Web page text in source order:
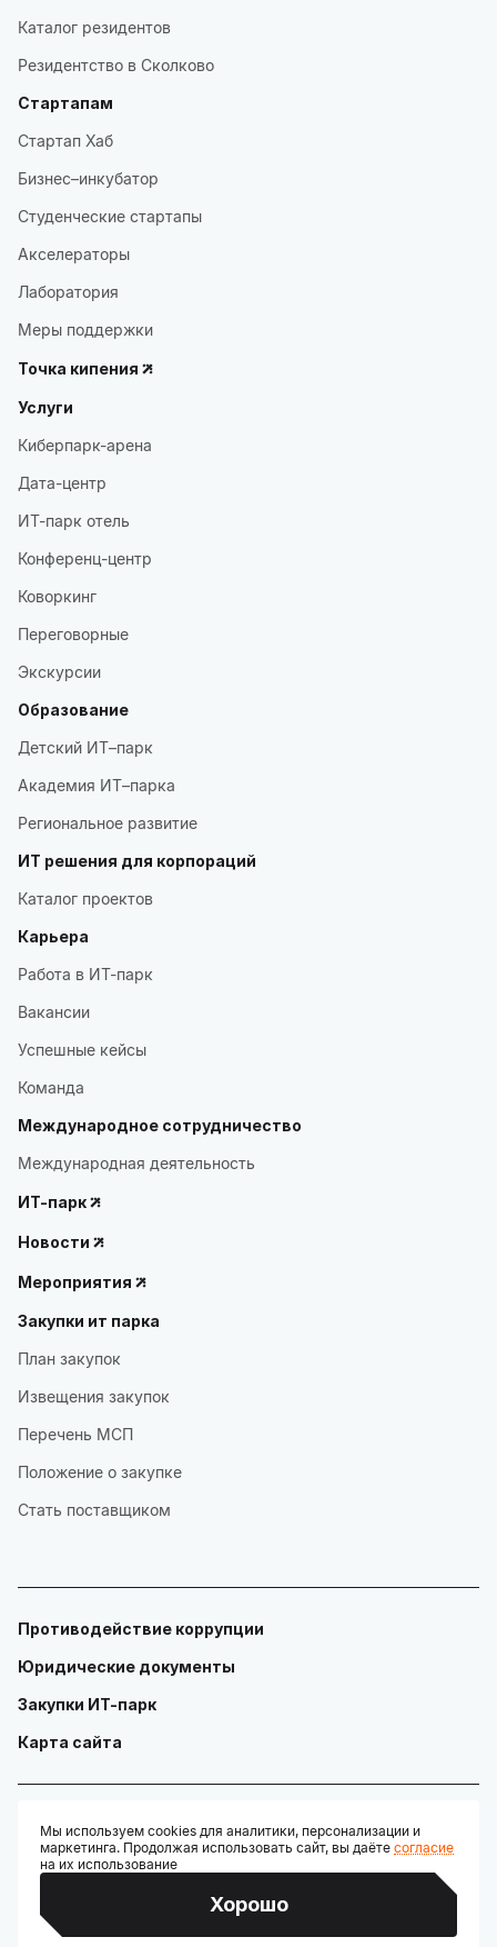
Каталог резидентов
Резидентство в Сколково
Стартапам
Стартап Хаб
Бизнес–инкубатор
Студенческие стартапы
Акселераторы
Лаборатория
Меры поддержки
Точка кипения
Услуги
Киберпарк-арена
Дата-центр
ИТ-парк отель
Конференц-центр
Коворкинг
Переговорные
Экскурсии
Образование
Детский ИТ–парк
Академия ИТ–парка
Региональное развитие
ИТ решения для корпораций
Каталог проектов
Карьера
Работа в ИТ-парк
Вакансии
Успешные кейсы
Команда
Международное сотрудничество
Международная деятельность
ИТ-парк
Новости
Мероприятия
Закупки ит парка
План закупок
Извещения закупок
Перечень МСП
Положение о закупке
Стать поставщиком
Противодействие коррупции
Юридические документы
Закупки ИТ-парк
Карта сайта
© ГАУ "Технопарк в сфере высоких технологий «ИТ-парк»"
Разработано:
Credits: Google Fonts, Material Symbols
Мы используем cookies для аналитики, персонализации и
маркетинга. Продолжая использовать сайт, вы даёте согласие
на их использование
Хорошо